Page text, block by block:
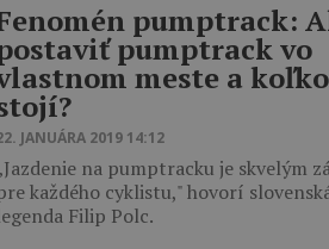
pumptrack:
pumptrack vo
meste a
JANUÁRA 2019 14:12
na pumptracku je skvelým
každého cyklistu," hovorí
Filip Polc.